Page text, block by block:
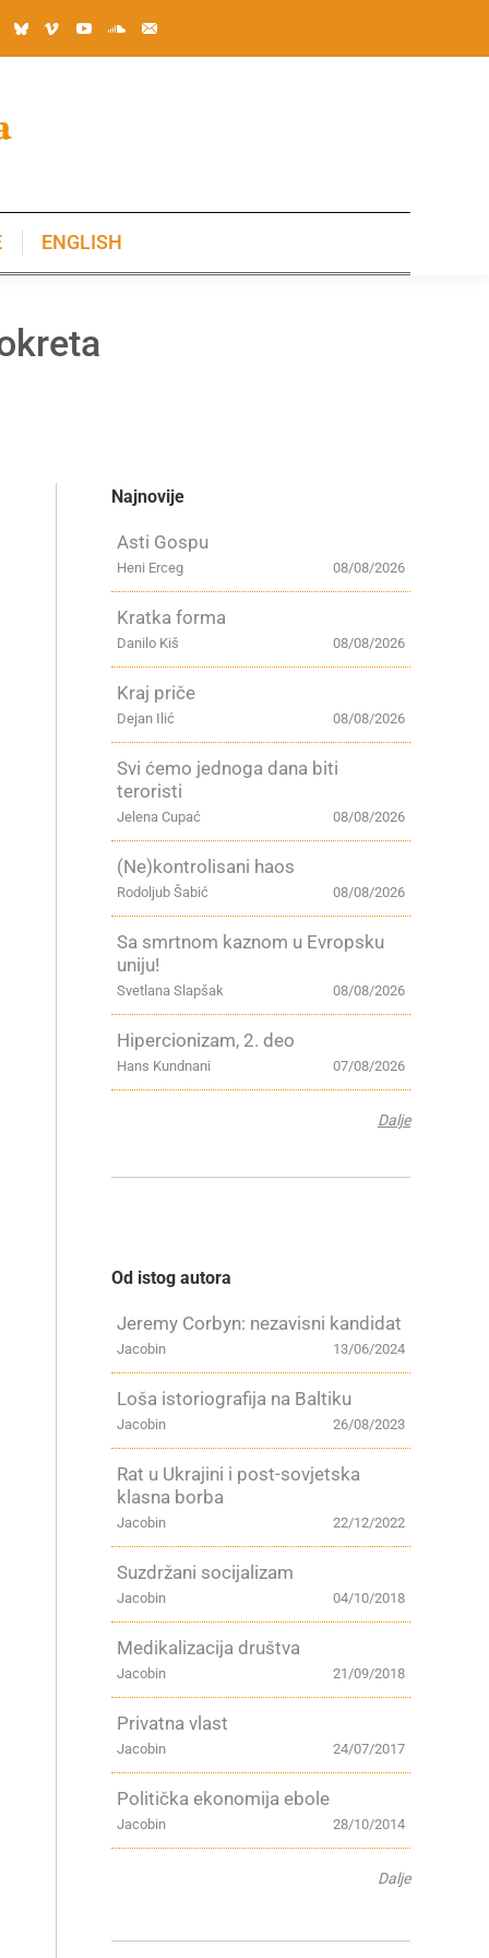
ENGLISH
Najnovije
Asti Gospu
08/08/2026
Heni Erceg
Kratka forma
08/08/2026
Danilo Kiš
Kraj priče
08/08/2026
Dejan Ilić
Svi ćemo jednoga dana biti
teroristi
08/08/2026
Jelena Cupać
(Ne)kontrolisani haos
08/08/2026
Rodoljub Šabić
Sa smrtnom kaznom u Evropsku
uniju!
08/08/2026
Svetlana Slapšak
Hipercionizam, 2. deo
07/08/2026
Hans Kundnani
Dalje
Od istog autora
Jeremy Corbyn: nezavisni kandidat
13/06/2024
Jacobin
Loša istoriografija na Baltiku
26/08/2023
Jacobin
Rat u Ukrajini i post-sovjetska
klasna borba
22/12/2022
Jacobin
Suzdržani socijalizam
04/10/2018
Jacobin
Medikalizacija društva
21/09/2018
Jacobin
Privatna vlast
24/07/2017
Jacobin
Politička ekonomija ebole
28/10/2014
Jacobin
Dalje
ENGLISH